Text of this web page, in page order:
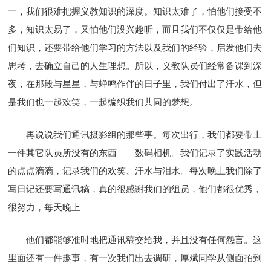
一，我们很难把握义教知识的深度。知识太难了，怕他们接受不
多，知识太易了，又怕他们没兴趣听，而且我们不仅仅是带给他
们知识，还要带给他们学习的方法以及我们的经验，启发他们去
思考，去确立自己的人生理想。所以，义教队员们经常备课到深
夜，在那段与星星，与蝉鸣作伴的日子里，我们付出了汗水，但
是我们也一起欢笑，一起编织我们共同的梦想。
再说说我们通讯摄影组的那些事。每次出行，我们都要带上
一件其它队员所没有的东西——数码相机。我们记录了实践活动
的点点滴滴，记录我们的欢笑、汗水与泪水。每次晚上我们除了
写日记还要写通讯稿，真的很感谢我们的组员，他们都很优秀，
很努力，每天晚上
他们都能够准时地把通讯稿交给我，并且没有任何怨言。这
里面还有一件趣事，有一次我们出去调研，厚斌同学从侧面拍到